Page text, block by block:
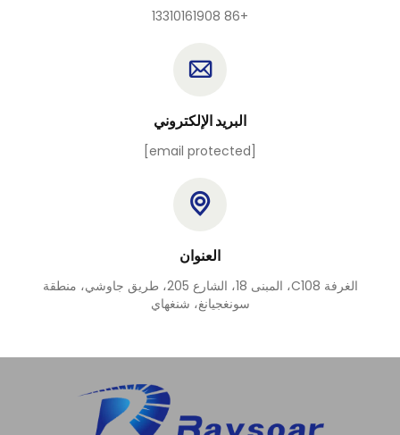
+86 13310161908
البريد الإلكتروني
العنوان
الغرفة C108، المبنى 18، الشارع 205، طريق جاوشي، منطقة
سونغجيانغ، شنغهاي